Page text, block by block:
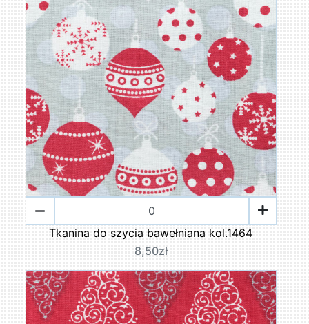
Tkanina do szycia bawełniana kol.1464
8,50zł